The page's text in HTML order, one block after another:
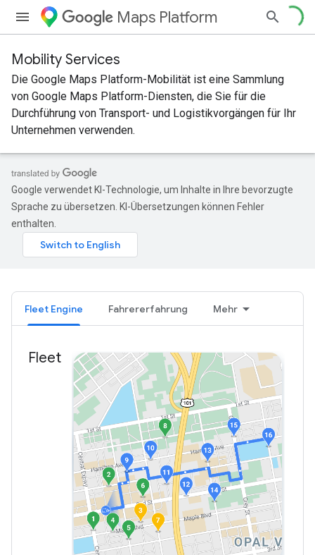
Maps Platform
Mobility Services
Die Google Maps Platform-Mobilität ist eine Sammlung
von Google Maps Platform-Diensten, die Sie für die
Durchführung von Transport- und Logistikvorgängen für Ihr
Unternehmen verwenden.
Google verwendet KI-Technologie, um Inhalte in Ihre bevorzugte
Sprache zu übersetzen. KI-Übersetzungen können Fehler
enthalten.
Fleet Engine Fahrererfahrung Mehr
Fleet